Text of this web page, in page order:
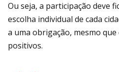
Ou seja, a participação deve
escolha individual de cada
a uma obrigação, mesmo
positivos.